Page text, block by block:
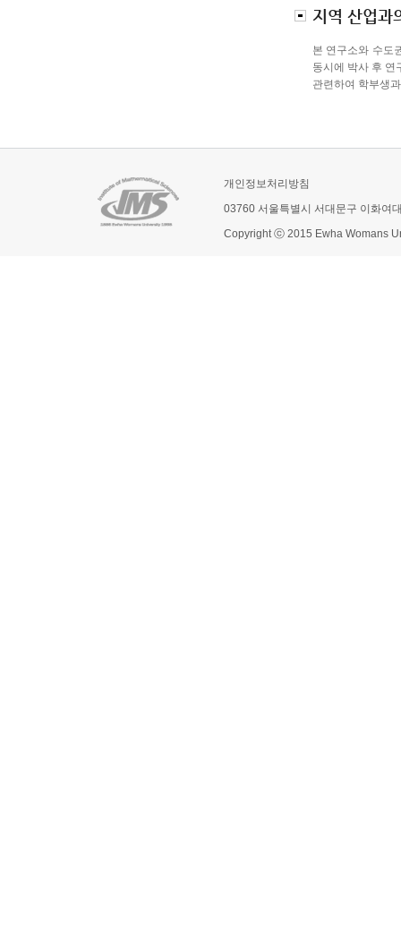
지역 산업과
본 연구소와 수도
동시에 박사 후 연
관련하여 학부생
개인정보처리방침
03760 서울특별시 서대문구 이화여
Copyright ⓒ 2015 Ewha Womans